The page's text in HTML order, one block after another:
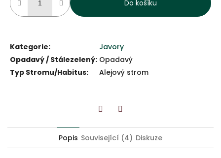
Do košíku
Kategorie:
Javory
Opadavý / Stálezelený: Opadavý
Typ Stromu/Habitus: Alejový strom
Popis Související (4) Diskuze